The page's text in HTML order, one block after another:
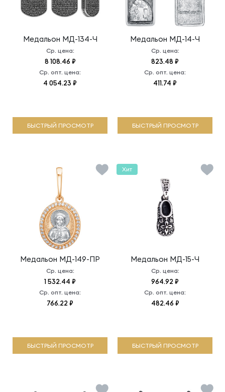
Медальон МД-134-Ч
Ср. цена:
8 108.46 ₽
Ср. опт. цена:
4 054.23 ₽
БЫСТРЫЙ ПРОСМОТР
Медальон МД-14-Ч
Ср. цена:
823.48 ₽
Ср. опт. цена:
411.74 ₽
БЫСТРЫЙ ПРОСМОТР
Медальон МД-149-ПР
Ср. цена:
1 532.44 ₽
Ср. опт. цена:
766.22 ₽
БЫСТРЫЙ ПРОСМОТР
Медальон МД-15-Ч
Ср. цена:
964.92 ₽
Ср. опт. цена:
482.46 ₽
Хит
БЫСТРЫЙ ПРОСМОТР